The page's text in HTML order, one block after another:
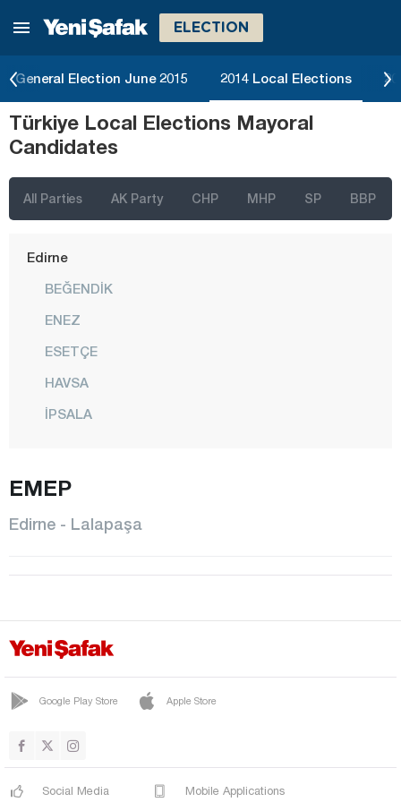
ELECTION
General Election June 2015 2014 Local Elections
Türkiye Local Elections Mayoral
Candidates
All Parties AK Party CHP MHP SP BBP
Bursa
Çorum
Denizli
Düzce
Edirne
BEĞENDİK
ENEZ
ESETÇE
HAVSA
İPSALA
MERİÇ
SUBAŞI
UZUNKÖPRÜ
YENİMÜHACİR
Elazığ
EMEP
Edirne - Lalapaşa
Google Play Store Apple Store
Social Media Mobile Applications